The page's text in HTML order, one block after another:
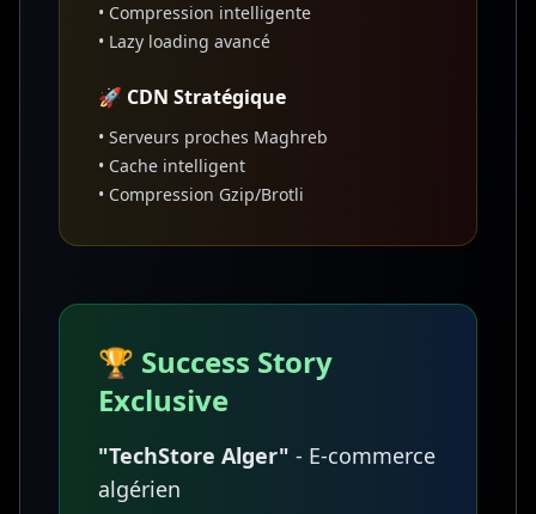
• Compression intelligente
• Lazy loading avancé
🚀 CDN Stratégique
• Serveurs proches Maghreb
• Cache intelligent
• Compression Gzip/Brotli
🏆 Success Story
Exclusive
"TechStore Alger" - E-commerce
algérien